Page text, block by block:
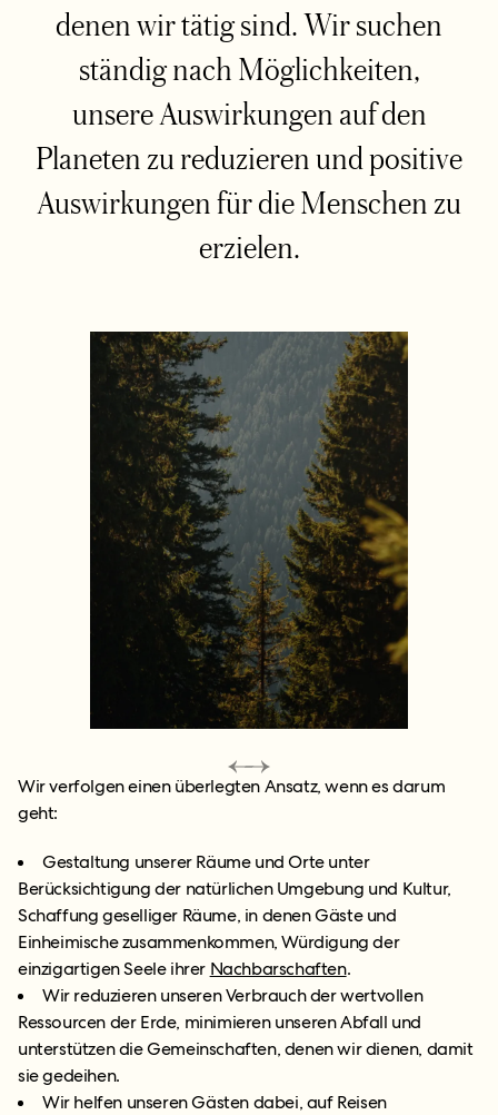
denen wir tätig sind. Wir suchen
ständig nach Möglichkeiten,
unsere Auswirkungen auf den
Planeten zu reduzieren und positive
Auswirkungen für die Menschen zu
erzielen.
Wir verfolgen einen überlegten Ansatz, wenn es darum
geht:
Gestaltung unserer Räume und Orte unter
Berücksichtigung der natürlichen Umgebung und Kultur,
Schaffung geselliger Räume, in denen Gäste und
Einheimische zusammenkommen, Würdigung der
einzigartigen Seele ihrer Nachbarschaften.
Wir reduzieren unseren Verbrauch der wertvollen
Ressourcen der Erde, minimieren unseren Abfall und
unterstützen die Gemeinschaften, denen wir dienen, damit
sie gedeihen.
Wir helfen unseren Gästen dabei, auf Reisen